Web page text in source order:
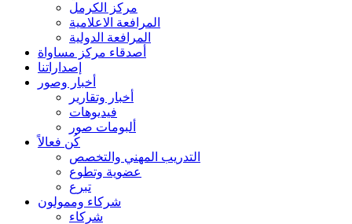
مركز الكرمل
المرافعة الاعلامية
المرافعة الدولية
أصدقاء مركز مساواة
إصداراتنا
أخبار وصور
أخبار وتقارير
فيديوهات
ألبومات صور
كُن فعالاً
التدريب المهني والتخصص
عضوية وتطوع
تبرع
شركاء وممولون
شركاء